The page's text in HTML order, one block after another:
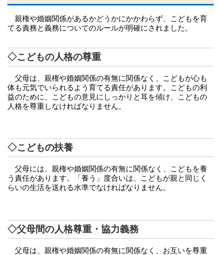
親権や婚姻関係があるかどうかにかかわらず、こどもを育
てる責務と義務についてのルールが明確にされました。
◇こどもの人格の尊重
父母は、親権や婚姻関係の有無に関係なく、こどもが心も
体も元気でいられるよう育てる責任があります。こどもの利
益のために、こどもの意見にしっかりと耳を傾け、こどもの
人格を尊重しなければなりません。
◇こどもの扶養
父母には、親権や婚姻関係の有無に関係なく、こどもを養
う責任があります。「養う」度合いは、こどもが親と同じく
らいの生活を送れる水準でなければなりません。
◇父母間の人格尊重・協力義務
父母は、親権や婚姻関係の有無に関係なく、お互いを尊重